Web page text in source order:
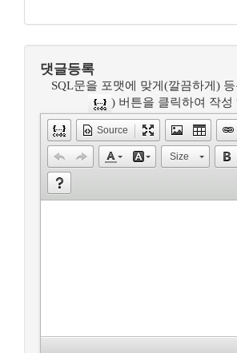
댓글등록
SQL문을 포맷에 맞게(깔끔하게)
) 버튼을 클릭하여 작성
Source
Size